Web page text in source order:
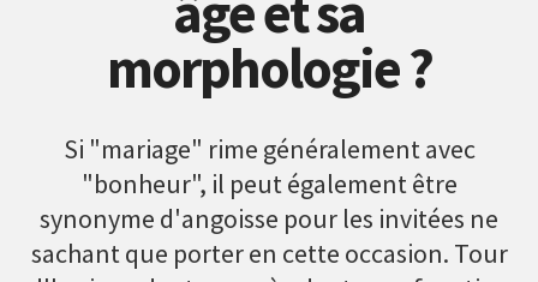
morphologie ?
Si "mariage" rime généralement avec
"bonheur", il peut également être
synonyme d'angoisse pour les invitées ne
sachant que porter en cette occasion. Tour